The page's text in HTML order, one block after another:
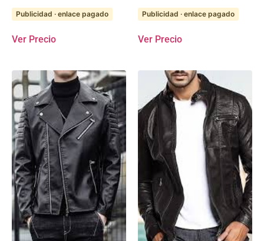
Publicidad · enlace pagado
Ver Precio
Publicidad · enlace pagado
Ver Precio